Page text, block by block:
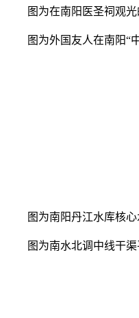
图为在南阳医圣祠观
图为外国友人在南阳“
图为南阳丹江水库核
图为南水北调中线干